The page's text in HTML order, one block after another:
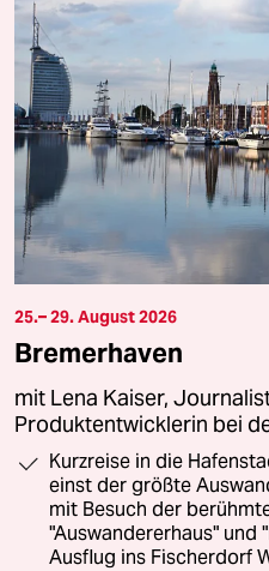
25.– 29. August 2026
Bremerhaven
mit Lena Kaiser,
Produktentwicklerin bei
Kurzreise in die
einst der größte
mit Besuch der
"Auswandererhaus" und
Ausflug ins Fischerdorf